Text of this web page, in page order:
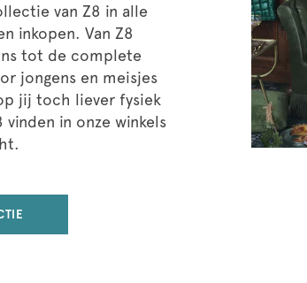
van Z8 in alle
inkopen. Van Z8
tot de complete
jongens en meisjes
jij toch liever fysiek
in onze winkels